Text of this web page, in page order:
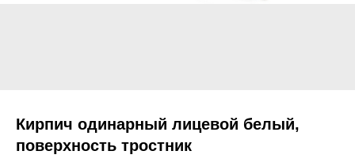
Кирпич одинарный лицевой белый,
поверхность тростник